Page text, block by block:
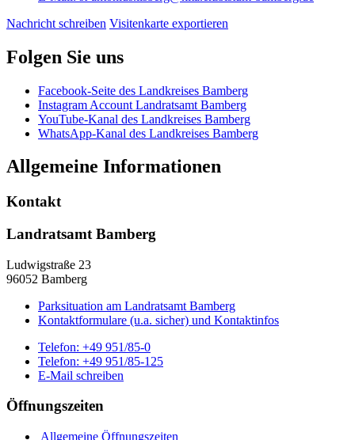
Nachricht schreiben Visitenkarte exportieren
Folgen Sie uns
Facebook-Seite des Landkreises Bamberg
Instagram Account Landratsamt Bamberg
YouTube-Kanal des Landkreises Bamberg
WhatsApp-Kanal des Landkreises Bamberg
Allgemeine Informationen
Kontakt
Landratsamt Bamberg
Ludwigstraße 23
96052 Bamberg
Parksituation am Landratsamt Bamberg
Kontaktformulare (u.a. sicher) und Kontaktinfos
Telefon: +49 951/85-0
Telefon: +49 951/85-125
E-Mail schreiben
Öffnungszeiten
Allgemeine Öffnungszeiten